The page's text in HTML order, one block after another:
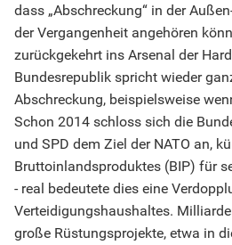
dass „Abschreckung“ in der
der Vergangenheit angehören
zurückgekehrt ins Arsenal der
Bundesrepublik spricht wieder
Abschreckung, beispielsweise
Schon 2014 schloss sich die
und SPD dem Ziel der NATO an,
Bruttoinlandsproduktes (BIP) für
- real bedeutete dies eine
Verteidigungshaushaltes.
große Rüstungsprojekte, etwa in